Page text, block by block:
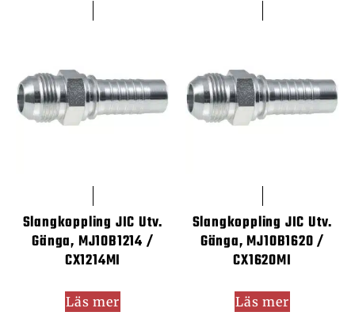
Slangkoppling JIC Utv.
Gänga, MJ10B1214 /
CX1214MI
Läs mer
Slangkoppling JIC Utv.
Gänga, MJ10B1620 /
CX1620MI
Läs mer